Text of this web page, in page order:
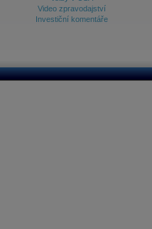
Video zpravodajství
Investiční komentáře